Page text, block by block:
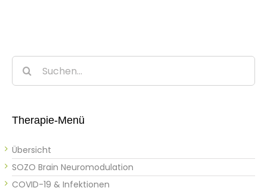
Suche
nach:
Therapie-Menü
Übersicht
SOZO Brain Neuromodulation
COVID-19 & Infektionen